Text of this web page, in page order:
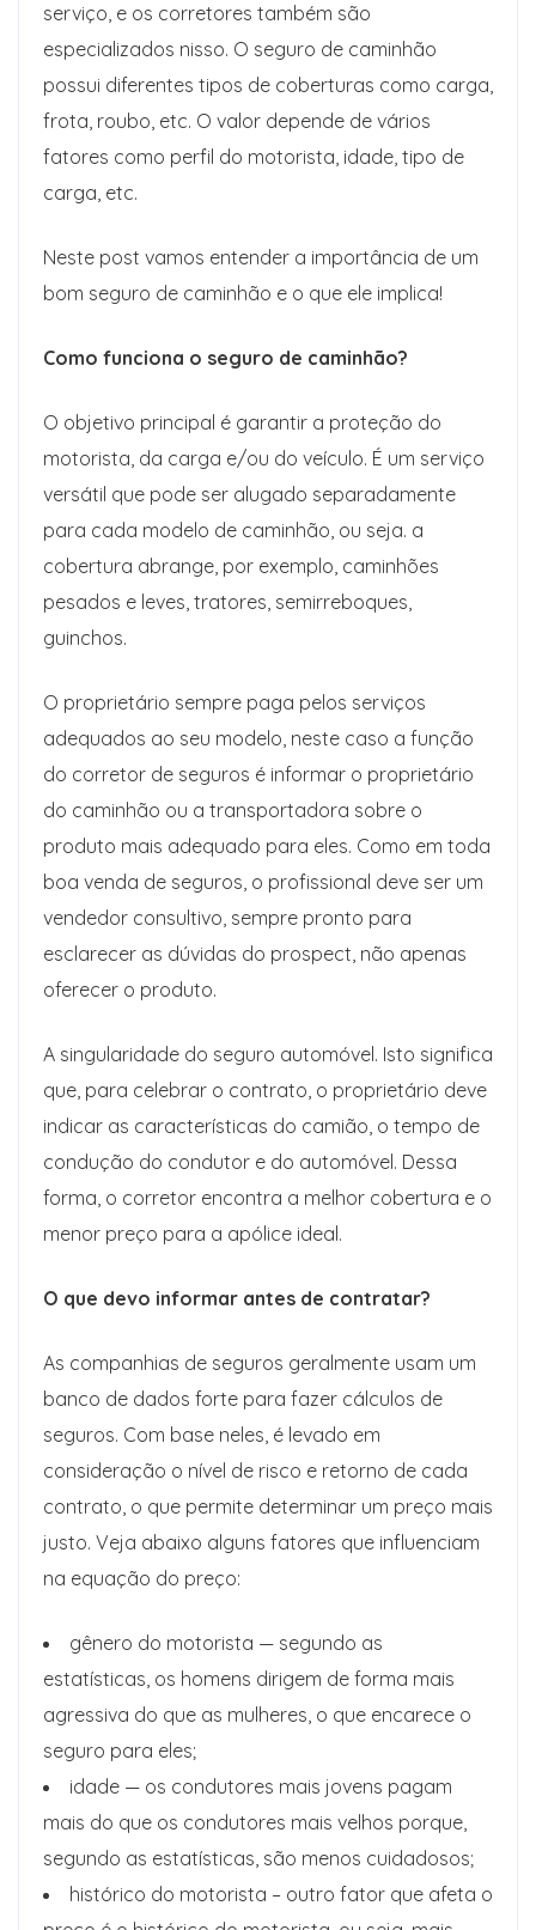
serviço, e os corretores também são
especializados nisso. O seguro de caminhão
possui diferentes tipos de coberturas como carga,
frota, roubo, etc. O valor depende de vários
fatores como perfil do motorista, idade, tipo de
carga, etc.
Neste post vamos entender a importância de um
bom seguro de caminhão e o que ele implica!
Como funciona o seguro de caminhão?
O objetivo principal é garantir a proteção do
motorista, da carga e/ou do veículo. É um serviço
versátil que pode ser alugado separadamente
para cada modelo de caminhão, ou seja. a
cobertura abrange, por exemplo, caminhões
pesados ​​e leves, tratores, semirreboques,
guinchos.
O proprietário sempre paga pelos serviços
adequados ao seu modelo, neste caso a função
do corretor de seguros é informar o proprietário
do caminhão ou a transportadora sobre o
produto mais adequado para eles. Como em toda
boa venda de seguros, o profissional deve ser um
vendedor consultivo, sempre pronto para
esclarecer as dúvidas do prospect, não apenas
oferecer o produto.
A singularidade do seguro automóvel. Isto significa
que, para celebrar o contrato, o proprietário deve
indicar as características do camião, o tempo de
condução do condutor e do automóvel. Dessa
forma, o corretor encontra a melhor cobertura e o
menor preço para a apólice ideal.
O que devo informar antes de contratar?
As companhias de seguros geralmente usam um
banco de dados forte para fazer cálculos de
seguros. Com base neles, é levado em
consideração o nível de risco e retorno de cada
contrato, o que permite determinar um preço mais
justo. Veja abaixo alguns fatores que influenciam
na equação do preço:
gênero do motorista — segundo as
estatísticas, os homens dirigem de forma mais
agressiva do que as mulheres, o que encarece o
seguro para eles;
idade — os condutores mais jovens pagam
mais do que os condutores mais velhos porque,
segundo as estatísticas, são menos cuidadosos;
histórico do motorista – outro fator que afeta o